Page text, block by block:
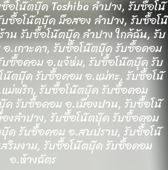
อโน๊ตบุ๊ค Toshiba ลำปาง, รับซื้อโน๊
ซื้อโน๊ตบุ๊ค มือสอง ลำปาง, รับซื้อโน๊
าน รับซื้อโน๊ตบุ๊ค ลำปาง ใกล้ฉัน, รับ
.เกาะคา, รับซื้อโน๊ตบุ๊ค รับซื้อคอม
ซื้อคอม อ.แจ้ห่ม, รับซื้อโน๊ตบุ๊ค รับ
ตบุ๊ค รับซื้อคอม อ.แม่ทะ, รับซื้อโน๊
ม่พริก, รับซื้อโน๊ตบุ๊ค รับซื้อคอม
ค รับซื้อคอม อ.เมืองปาน, รับซื้อโน๊
งลำปาง, รับซื้อโน๊ตบุ๊ค รับซื้อคอม
ค รับซื้อคอม อ.สบปราบ, รับซื้อโน๊
ริมงาม, รับซื้อโน๊ตบุ๊ค รับซื้อคอม
อ.ห้างฉัตร